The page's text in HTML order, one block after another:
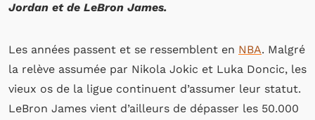
Jordan et de LeBron James.
Les années passent et se ressemblent en NBA. Malgré
la relève assumée par Nikola Jokic et Luka Doncic, les
vieux os de la ligue continuent d’assumer leur statut.
LeBron James vient d’ailleurs de dépasser les 50.000